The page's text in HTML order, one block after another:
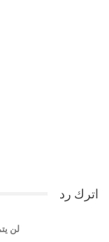
اترك رد
لن